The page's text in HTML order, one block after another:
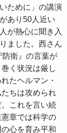
いために」の講演
があり50人近い
人が熱心に聞き入
りました。西さん
防衛』の言葉が
く状況は厳し
たヘルマン・
ちは攻められ
これを言い続
章では科学の
心を育み平和